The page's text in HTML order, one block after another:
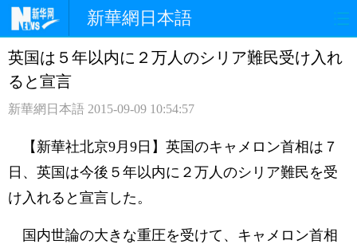
新華網日本語
ホームページ 政治 経済
観光 評論 写真
中日対訳
英国は５年以内に２万人のシリア難民受け入れ
ると宣言
新華網日本語 2015-09-09 10:54:57
【新華社北京9月9日】英国のキャメロン首相は７
日、英国は今後５年以内に２万人のシリア難民を受
け入れると宣言した。
国内世論の大きな重圧を受けて、キャメロン首相